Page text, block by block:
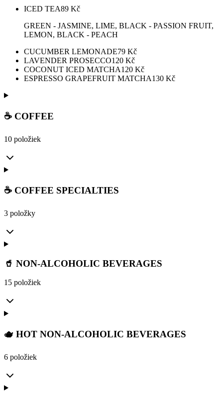
ICED TEA89 Kč
GREEN - JASMINE, LIME, BLACK - PASSION FRUIT,
LEMON, BLACK - PEACH
CUCUMBER LEMONADE79 Kč
LAVENDER PROSECCO120 Kč
COCONUT ICED MATCHA120 Kč
ESPRESSO GRAPEFRUIT MATCHA130 Kč
☕ COFFEE
10 položiek
☕ COFFEE SPECIALTIES
3 položky
🥤 NON-ALCOHOLIC BEVERAGES
15 položiek
🫖 HOT NON-ALCOHOLIC BEVERAGES
6 položiek